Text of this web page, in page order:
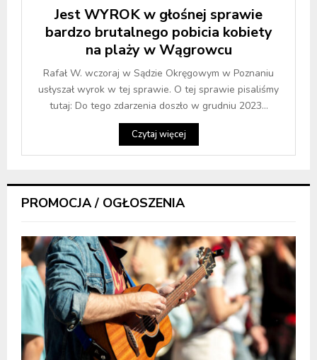
Jest WYROK w głośnej sprawie
bardzo brutalnego pobicia kobiety
na plaży w Wągrowcu
Rafał W. wczoraj w Sądzie Okręgowym w Poznaniu
usłyszał wyrok w tej sprawie. O tej sprawie pisaliśmy
tutaj: Do tego zdarzenia doszło w grudniu 2023...
Czytaj więcej
PROMOCJA / OGŁOSZENIA